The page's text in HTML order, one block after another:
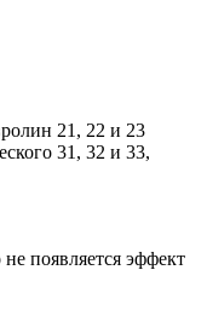
21, 22 и 23
31, 32 и 33,
появляется эффект